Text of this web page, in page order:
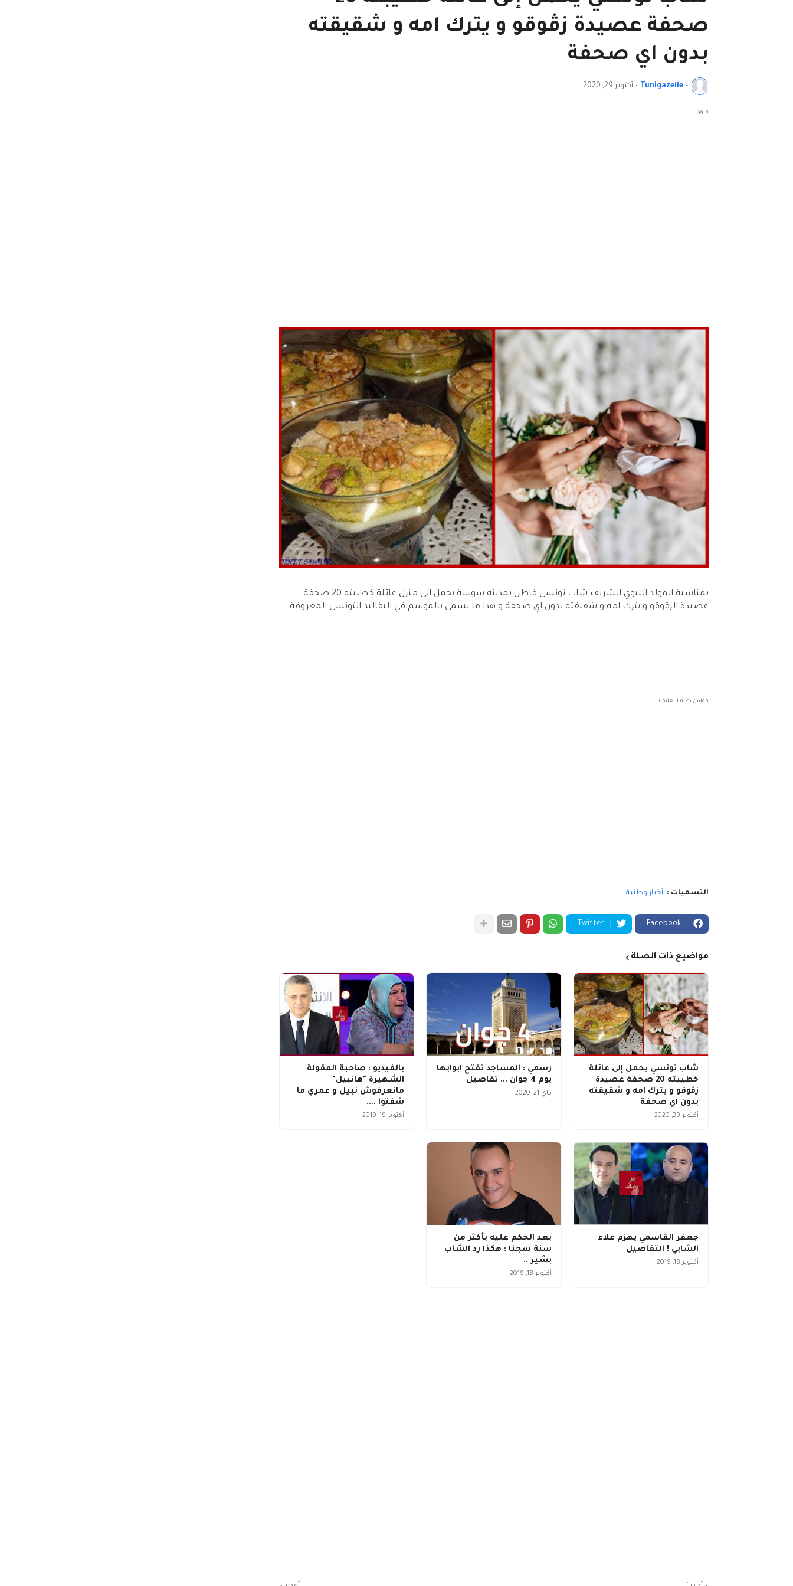
صحفة عصيدة زڤوقو و يترك امه و شقيقته
بدون اي صحفة
-
Tunigazelle
• أكتوبر 29, 2020
فنون
بمناسبة المولد النبوي الشريف شاب تونسي قاطن بمدينة سوسة يحمل الى منزل عائلة خطيبته 20 صحفة
عصيدة الزڤوڤو و يترك امه و شقيقته بدون اي صحفة و هذا ما يسمى بالموسم في التقاليد التونسي المعروفة
قوانين نظام التعليقات
التسميات : أخبار وطنية
Facebook
Twitter
مواضيع ذات الصلة
شاب تونسي يحمل إلى عائلة
خطيبته 20 صحفة عصيدة
زڤوقو و يترك امه و شقيقته
بدون اي صحفة
أكتوبر 29, 2020
رسمي : المساجد تفتح ابوابها
يوم 4 جوان ... تفاصيل
ماي 21, 2020
بالفيديو : صاحبة المقولة
الشهيرة "هانبيل"
مانعرفوش نبيل و عمري ما
شفتوا ....
أكتوبر 19, 2019
جعفر القاسمي يهزم علاء
الشابي ! التفاصيل
أكتوبر 18, 2019
بعد الحكم عليه بأكثر من
سنة سجنا : هكذا رد الشاب
بشير ..
أكتوبر 18, 2019